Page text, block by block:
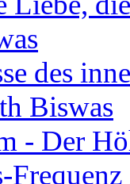
des
Biswas
- Der